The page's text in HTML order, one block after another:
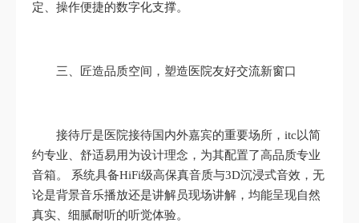
定、操作便捷的数字化支撑。
三、匠造品质空间，塑造医院友好交流新窗口
接待厅是医院接待国内外嘉宾的重要场所，itc以简
约专业、舒适易用为设计理念，为其配置了高品质专业
音箱。 系统具备HiFi级高保真音质与3D沉浸式音效，无
论是背景音乐播放还是讲解员现场讲解，均能呈现自然
真实、细腻耐听的听觉体验。